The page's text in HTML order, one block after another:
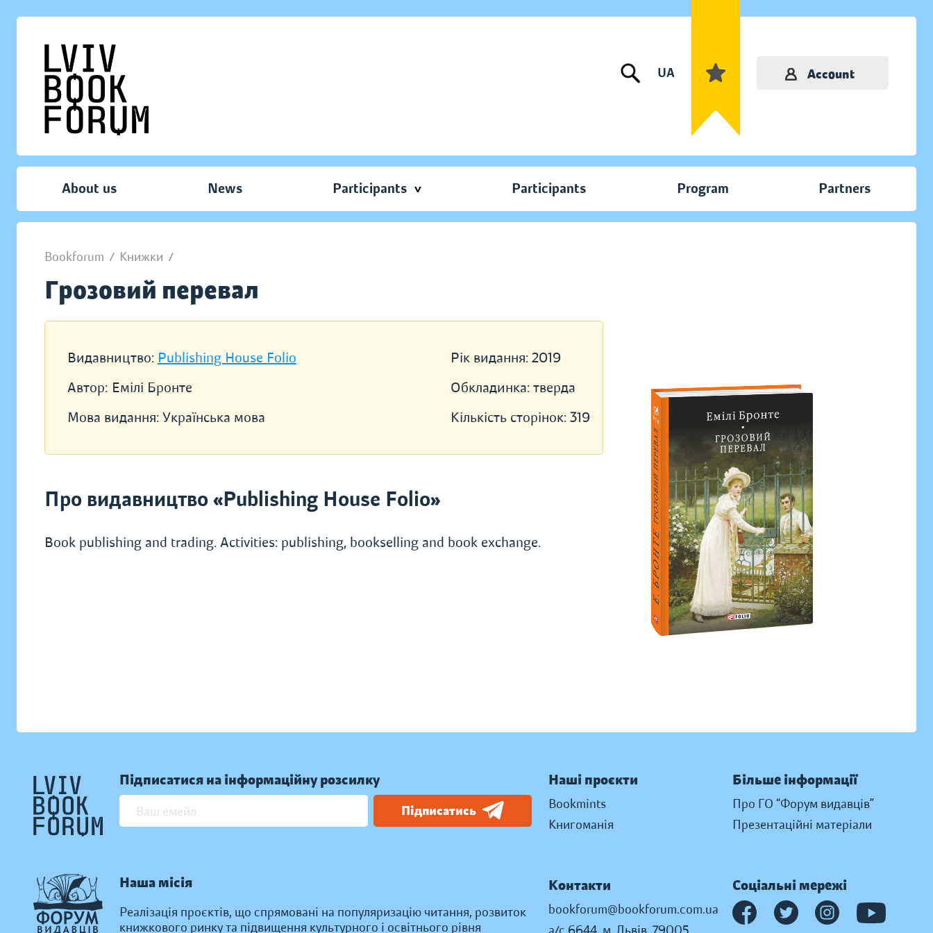
UA Account
About us News Participants Participants Program Partners
Bookforum / Книжки /
Грозовий перевал
Видавництво: Publishing House Folio
Автор: Емілі Бронте
Мова видання: Українська мова
Рік видання: 2019
Обкладинка: тверда
Кількість сторінок: 319
Про видавництво «Publishing House Folio»
Book publishing and trading. Activities: publishing, bookselling and book exchange.
Підписатися на інформаційну розсилку
Підписатись
Наша місія
Реалізація проєктів, що спрямовані на популяризацію читання, розвиток
книжкового ринку та підвищення культурного і освітнього рівня
Наші проєкти
Bookmints
Книгоманія
Більше інформації
Про ГО “Форум видавців”
Презентаційні матеріали
Контакти
bookforum@bookforum.com.ua
Соціальні мережі